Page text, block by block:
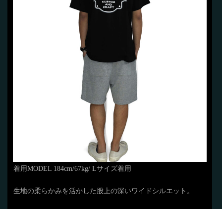
着用MODEL 184cm/67kg/ Lサイズ着用
生地の柔らかみを活かした股上の深いワイドシルエット。